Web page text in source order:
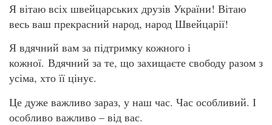
Я вітаю всіх швейцарських друзів України! Вітаю
весь ваш прекрасний народ, народ Швейцарії!
Я вдячний вам за підтримку кожного і
кожної. Вдячний за те, що захищаєте свободу разом з
усіма, хто її цінує.
Це дуже важливо зараз, у наш час. Час особливий. І
особливо важливо – від вас.